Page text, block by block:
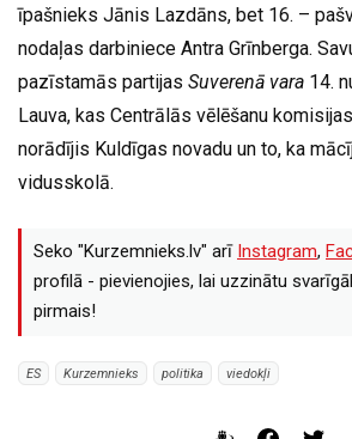
īpašnieks Jānis Lazdāns, bet 16. –
nodaļas darbiniece Antra Grīnberga.
pazīstamās partijas Suverenā vara 14.
Lauva, kas Centrālās vēlēšanu
norādījis Kuldīgas novadu un to, ka
vidusskolā.
Seko "Kurzemnieks.lv" arī Instagram,
profilā - pievienojies, lai uzzinātu
pirmais!
ES Kurzemnieks politika viedokļi